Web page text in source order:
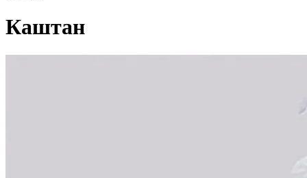
Каштан